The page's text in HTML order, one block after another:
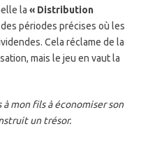
la « Distribution
périodes précises où les
Cela réclame de la
mais le jeu en vaut la
à mon fils à économiser son
un trésor.